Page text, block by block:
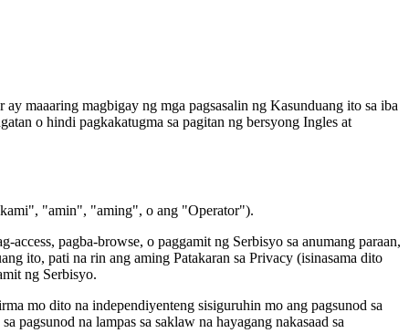
maaaring magbigay ng mga pagsasalin ng Kasunduang ito sa iba
o hindi pagkakatugma sa pagitan ng bersyong Ingles at
"amin", "aming", o ang "Operator").
pagba-browse, o paggamit ng Serbisyo sa anumang paraan,
ito, pati na rin ang aming Patakaran sa Privacy (isinasama dito
ng Serbisyo.
mo dito na independiyenteng sisiguruhin mo ang pagsunod sa
pagsunod na lampas sa saklaw na hayagang nakasaad sa